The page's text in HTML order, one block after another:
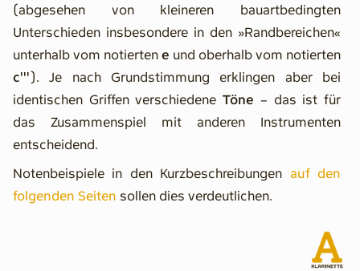
(abgesehen von kleineren bauartbedingten
Unterschieden insbesondere in den »Randbereichen«
unterhalb vom notierten e und oberhalb vom notierten
c'''). Je nach Grundstimmung erklingen aber bei
identischen Griffen verschiedeneTöne – das ist für
das Zusammenspiel mit anderen Instrumenten
entscheidend.
Notenbeispiele in den Kurzbeschreibungen auf den
folgenden Seiten sollen dies verdeutlichen.